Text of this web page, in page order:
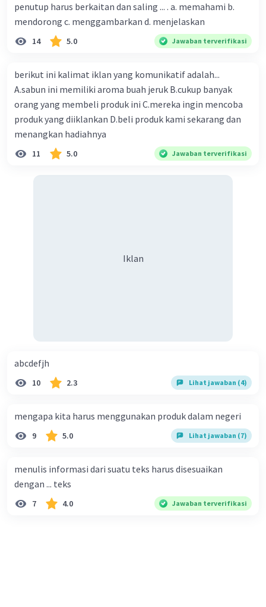
penutup harus berkaitan dan saling ... . a. memahami b.
mendorong c. menggambarkan d. menjelaskan
14 5.0 Jawaban terverifikasi
berikut ini kalimat iklan yang komunikatif adalah...
A.sabun ini memiliki aroma buah jeruk B.cukup banyak
orang yang membeli produk ini C.mereka ingin mencoba
produk yang diiklankan D.beli produk kami sekarang dan
menangkan hadiahnya
11 5.0 Jawaban terverifikasi
Iklan
abcdefjh
10 2.3 Lihat jawaban (4)
mengapa kita harus menggunakan produk dalam negeri
9 5.0 Lihat jawaban (7)
menulis informasi dari suatu teks harus disesuaikan
dengan ... teks
7 4.0 Jawaban terverifikasi